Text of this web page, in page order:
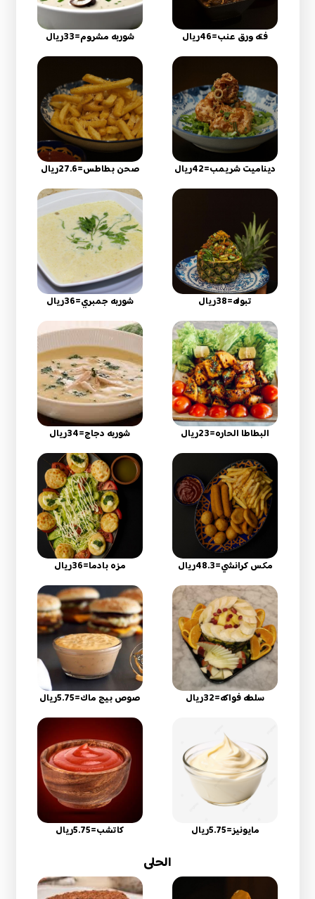
فته ورق عنب=46ريال شوربه مشروم=33ريال
ديناميت شريمب=42ريال صحن بطاطس=27.6ريال
تبوله=38ريال شوربه جمبري=36ريال
البطاطا الحاره=23ريال شوربه دجاج=34ريال
مكس كرانشي=48.3ريال مزه بادما=36ريال
سلطه فواكه=32ريال صوص بيج ماك=5.75ريال
مايونيز=5.75ريال كاتشب=5.75ريال
الحلى